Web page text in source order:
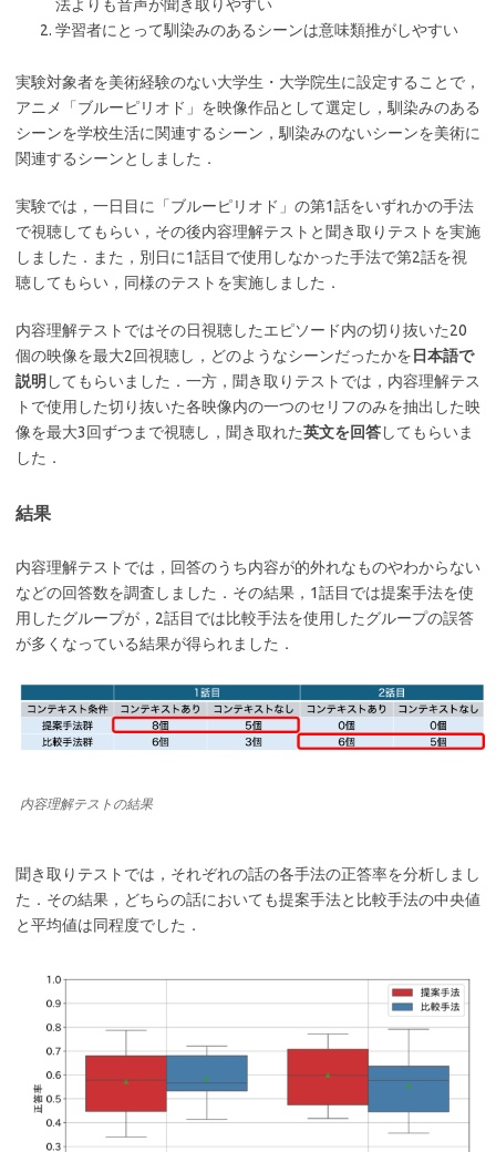
法よりも音声が聞き取りやすい
学習者にとって馴染みのあるシーンは意味類推がしやすい
実験対象者を美術経験のない大学生・大学院生に設定することで，
アニメ「ブルーピリオド」を映像作品として選定し，馴染みのある
シーンを学校生活に関連するシーン，馴染みのないシーンを美術に
関連するシーンとしました．
実験では，一日目に「ブルーピリオド」の第1話をいずれかの手法
で視聴してもらい，その後内容理解テストと聞き取りテストを実施
しました．また，別日に1話目で使用しなかった手法で第2話を視
聴してもらい，同様のテストを実施しました．
内容理解テストではその日視聴したエピソード内の切り抜いた20
個の映像を最大2回視聴し，どのようなシーンだったかを 日本語で
説明 してもらいました．一方，聞き取りテストでは，内容理解テス
トで使用した切り抜いた各映像内の一つのセリフのみを抽出した映
像を最大3回ずつまで視聴し，聞き取れた英文を回答してもらいま
した．
結果
内容理解テストでは，回答のうち内容が的外れなものやわからない
などの回答数を調査しました．その結果，1話目では提案手法を使
用したグループが，2話目では比較手法を使用したグループの誤答
が多くなっている結果が得られました．
内容理解テストの結果
聞き取りテストでは，それぞれの話の各手法の正答率を分析しまし
た．その結果，どちらの話においても提案手法と比較手法の中央値
と平均値は同程度でした．